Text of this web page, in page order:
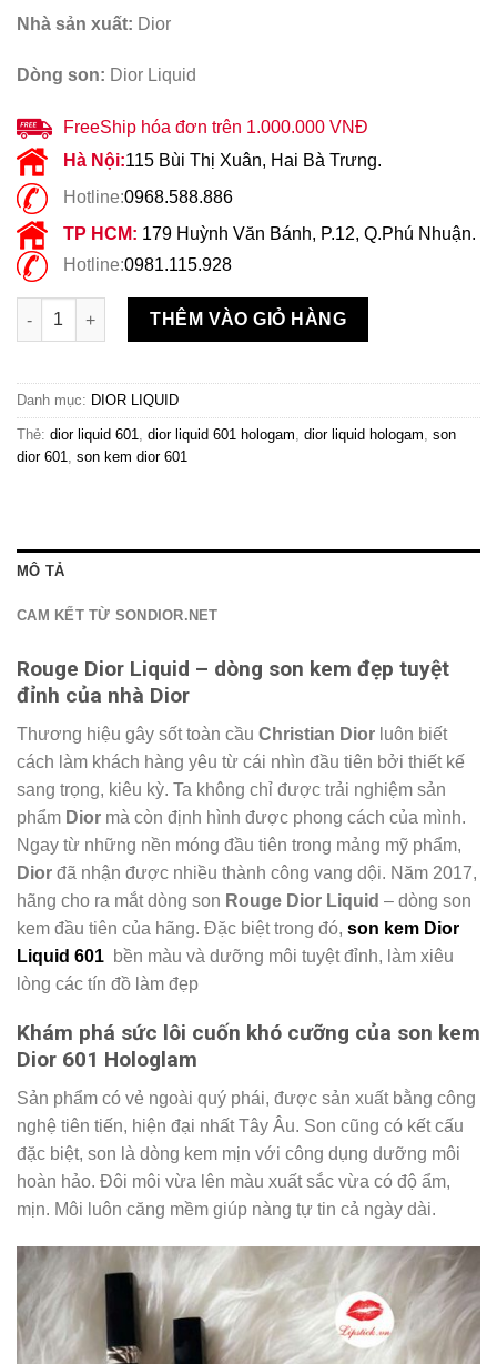
Nhà sản xuất: Dior
Dòng son: Dior Liquid
FreeShip hóa đơn trên 1.000.000 VNĐ
Hà Nội:115 Bùi Thị Xuân, Hai Bà Trưng.
Hotline:0968.588.886
TP HCM: 179 Huỳnh Văn Bánh, P.12, Q.Phú Nhuận.
Hotline:0981.115.928
Son Kem Dior Liquid 601 Hologlam Tím Nude số lượng
THÊM VÀO GIỎ HÀNG
Danh mục: DIOR LIQUID
Thẻ: dior liquid 601, dior liquid 601 hologam, dior liquid hologam, son
dior 601, son kem dior 601
MÔ TẢ
CAM KẾT TỪ SONDIOR.NET
Rouge Dior Liquid – dòng son kem đẹp tuyệt
đỉnh của nhà Dior
Thương hiệu gây sốt toàn cầu Christian Dior luôn biết
cách làm khách hàng yêu từ cái nhìn đầu tiên bởi thiết kế
sang trọng, kiêu kỳ. Ta không chỉ được trải nghiệm sản
phẩm Dior mà còn định hình được phong cách của mình.
Ngay từ những nền móng đầu tiên trong mảng mỹ phẩm,
Dior đã nhận được nhiều thành công vang dội. Năm 2017,
hãng cho ra mắt dòng son Rouge Dior Liquid – dòng son
kem đầu tiên của hãng. Đặc biệt trong đó, son kem Dior
Liquid 601 bền màu và dưỡng môi tuyệt đỉnh, làm xiêu
lòng các tín đồ làm đẹp
Khám phá sức lôi cuốn khó cưỡng của son kem
Dior 601 Hologlam
Sản phẩm có vẻ ngoài quý phái, được sản xuất bằng công
nghệ tiên tiến, hiện đại nhất Tây Âu. Son cũng có kết cấu
đặc biệt, son là dòng kem mịn với công dụng dưỡng môi
hoàn hảo. Đôi môi vừa lên màu xuất sắc vừa có độ ẩm,
mịn. Môi luôn căng mềm giúp nàng tự tin cả ngày dài.